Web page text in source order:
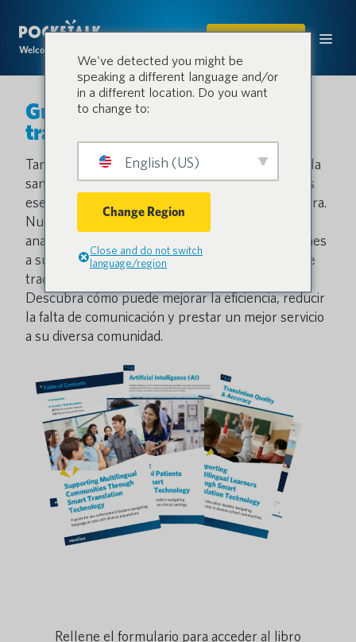
Welcome to the conversation.
COMPRAR
Guía de soluciones de
traducción más inteligentes
Tanto si se dedica a la aplicación de la ley como a la
sanidad o la educación, una comunicación clara es
esencial, y el idioma nunca debería ser una barrera.
Nuestros libros blancos específicos del sector
analizan cómo Pocketalk ayuda a las organizaciones
a superar los retos lingüísticos con soluciones de
traducción seguras, escalables y fáciles de usar.
Descubra cómo puede mejorar la eficiencia, reducir
la falta de comunicación y prestar un mejor servicio
a su diversa comunidad.
Rellene el formulario para acceder al libro
We've detected you might be
speaking a different language and/or
in a different location. Do you want
to change to:
English (US)
Change Region
Close and do not switch
language/region